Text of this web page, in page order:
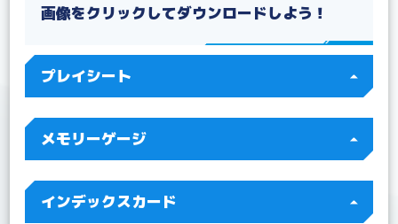
【BT-11】を更新！
2022/07/22
Q&A テーマブースター ドラゴンズロア【EX-03】を
更新！
2022/07/15 Q&Aを更新！
画像をクリックしてダウンロードしよう！
プレイシート
メモリーゲージ
インデックスカード